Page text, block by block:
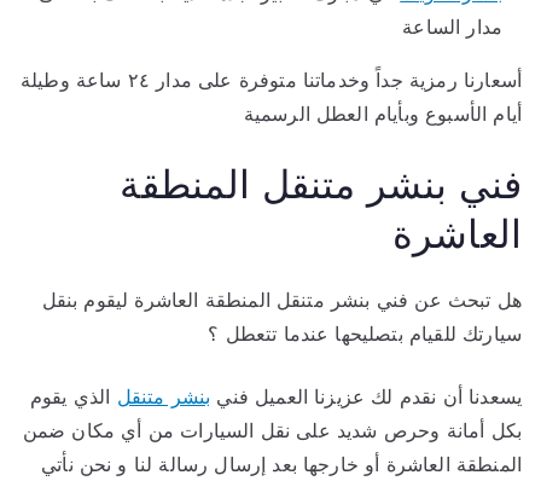
مدار الساعة
أسعارنا رمزية جداً وخدماتنا متوفرة على مدار ٢٤ ساعة وطيلة
أيام الأسبوع وبأيام العطل الرسمية
فني بنشر متنقل المنطقة
العاشرة
هل تبحث عن فني بنشر متنقل المنطقة العاشرة ليقوم بنقل
سيارتك للقيام بتصليحها عندما تتعطل ؟
يسعدنا أن نقدم لك عزيزنا العميل فني بنشر متنقل الذي يقوم
بكل أمانة وحرص شديد على نقل السيارات من أي مكان ضمن
المنطقة العاشرة أو خارجها بعد إرسال رسالة لنا و نحن نأتي